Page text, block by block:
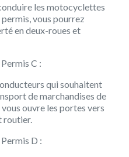
les motocyclettes
vous pourrez
en deux-roues et
C :
qui souhaitent
de marchandises de
ouvre les portes vers
routier.
D :